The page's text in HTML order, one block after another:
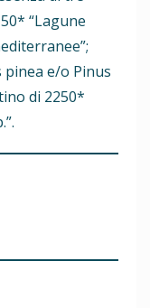
“Lagune
pinea e/o Pinus
di 2250*